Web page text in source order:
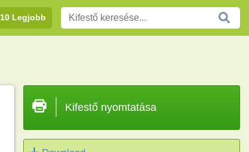
10 Legjobb
Kifestő nyomtatása